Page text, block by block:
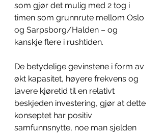
som gjør det mulig med 2 tog i
timen som grunnrute mellom Oslo
og Sarpsborg/Halden – og
kanskje flere i rushtiden.
De betydelige gevinstene i form av
økt kapasitet, høyere frekvens og
lavere kjøretid til en relativt
beskjeden investering, gjør at dette
konseptet har positiv
samfunnsnytte, noe man sjelden